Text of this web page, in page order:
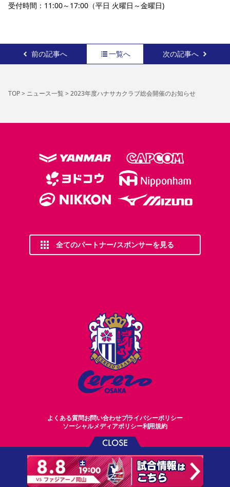
CLOSE
受付時間：11:00～17:00（平日 火曜日～金曜日)
前の記事へ 一覧へ 次の記事へ
TOP> ニュース一覧> 2023年度ハナサカクラブ総会開催のお知らせ
全てのパートナー/スポンサーを見る
よくある質問お問い合わせプライバシーポリシー
ソーシャルメディアポリシー利用規約
©CEREZO OSAKA CO.,LTD.